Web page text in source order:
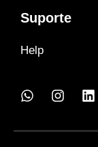
Suporte
Help